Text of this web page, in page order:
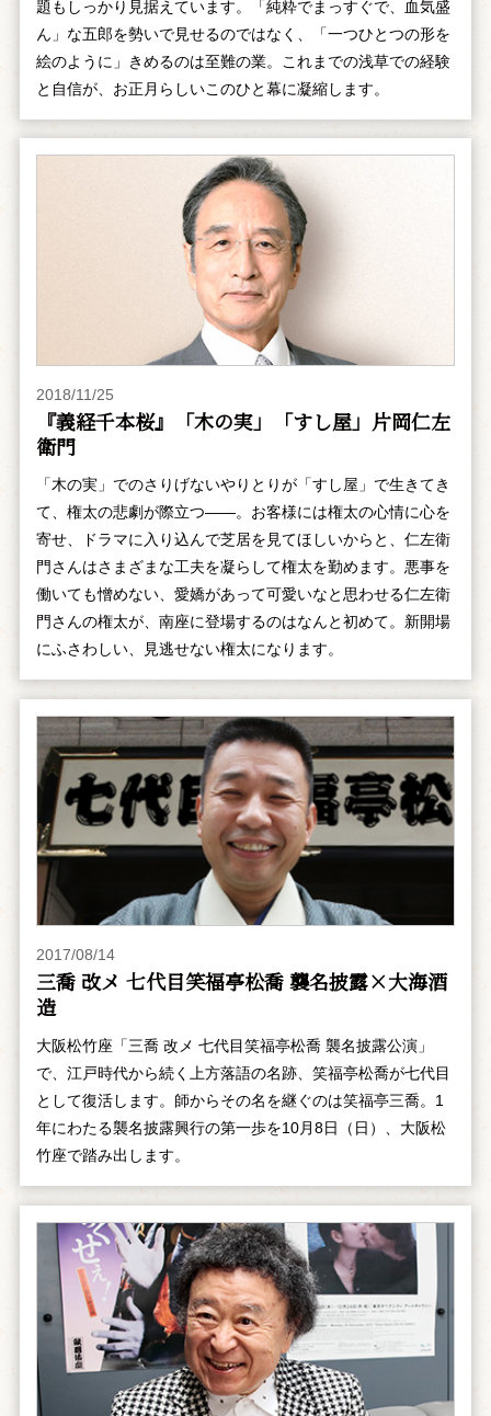
題もしっかり見据えています。「純粋でまっすぐで、血気盛
ん」な五郎を勢いで見せるのではなく、「一つひとつの形を
絵のように」きめるのは至難の業。これまでの浅草での経験
と自信が、お正月らしいこのひと幕に凝縮します。
2018/11/25
『義経千本桜』「木の実」「すし屋」片岡仁左
衛門
「木の実」でのさりげないやりとりが「すし屋」で生きてき
て、権太の悲劇が際立つ――。お客様には権太の心情に心を
寄せ、ドラマに入り込んで芝居を見てほしいからと、仁左衛
門さんはさまざまな工夫を凝らして権太を勤めます。悪事を
働いても憎めない、愛嬌があって可愛いなと思わせる仁左衛
門さんの権太が、南座に登場するのはなんと初めて。新開場
にふさわしい、見逃せない権太になります。
2017/08/14
三喬 改メ 七代目笑福亭松喬 襲名披露×大海酒
造
大阪松竹座「三喬 改メ 七代目笑福亭松喬 襲名披露公演」
で、江戸時代から続く上方落語の名跡、笑福亭松喬が七代目
として復活します。師からその名を継ぐのは笑福亭三喬。1
年にわたる襲名披露興行の第一歩を10月8日（日）、大阪松
竹座で踏み出します。